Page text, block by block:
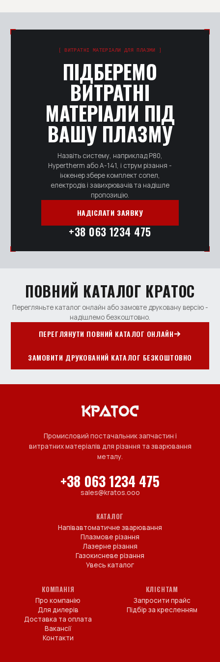
доставляємо по всій Україні. Позиції під замовлення
[ ВИТРАТНІ МАТЕРІАЛИ ДЛЯ ПЛАЗМИ ]
ПІДБЕРЕМО
ВИТРАТНІ
МАТЕРІАЛИ ПІД
ВАШУ ПЛАЗМУ
Назвіть систему, наприклад P80,
Hypertherm або А-141, і струм різання -
інженер збере комплект сопел,
електродів і завихрювачів та надішле
пропозицію.
НАДІСЛАТИ ЗАЯВКУ
+38 063 1234 475
ПОВНИЙ КАТАЛОГ КРАТОС
Перегляньте каталог онлайн або замовте друковану версію -
надішлемо безкоштовно.
ПЕРЕГЛЯНУТИ ПОВНИЙ КАТАЛОГ ОНЛАЙН
ЗАМОВИТИ ДРУКОВАНИЙ КАТАЛОГ БЕЗКОШТОВНО
Промисловий постачальник запчастин і
витратних матеріалів для різання та зварювання
металу.
+38 063 1234 475
sales@kratos.ooo
КАТАЛОГ
Напівавтоматичне зварювання
Плазмове різання
Лазерне різання
Газокисневе різання
Увесь каталог
КОМПАНІЯ
Про компанію
Для дилерів
Доставка та оплата
Вакансії
Контакти
КЛІЄНТАМ
Запросити прайс
Підбір за кресленням